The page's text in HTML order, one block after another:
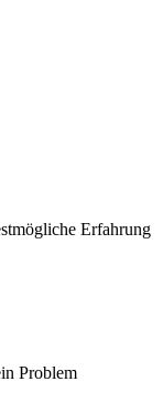
Erfahrung
Problem